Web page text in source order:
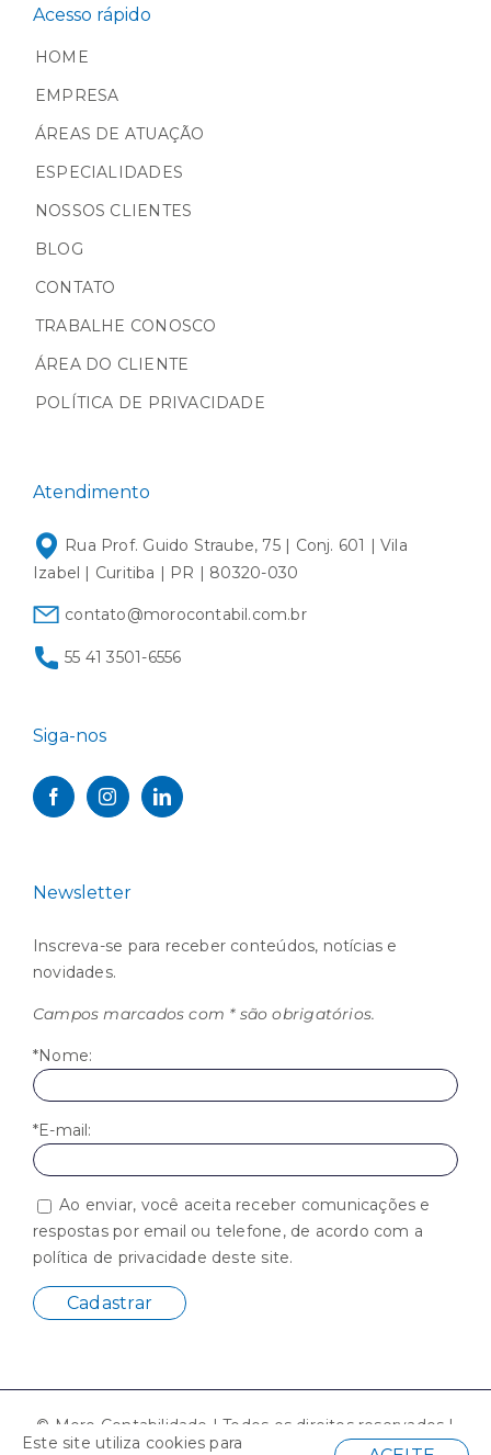
Acesso rápido
HOME
EMPRESA
ÁREAS DE ATUAÇÃO
ESPECIALIDADES
NOSSOS CLIENTES
BLOG
CONTATO
TRABALHE CONOSCO
ÁREA DO CLIENTE
POLÍTICA DE PRIVACIDADE
Atendimento
Rua Prof. Guido Straube, 75 | Conj. 601 | Vila
Izabel | Curitiba | PR | 80320-030
contato@morocontabil.com.br
55 41 3501-6556
Siga-nos
Newsletter
Inscreva-se para receber conteúdos, notícias e
novidades.
Campos marcados com * são obrigatórios.
*Nome:
*E-mail:
Ao enviar, você aceita receber comunicações e
respostas por email ou telefone, de acordo com a
política de privacidade deste site.
© Moro Contabilidade | Todos os direitos reservados |
Este site utiliza cookies para